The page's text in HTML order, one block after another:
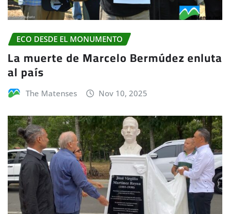
ECO DESDE EL MONUMENTO
La muerte de Marcelo Bermúdez enluta
al país
The Matenses Nov 10, 2025